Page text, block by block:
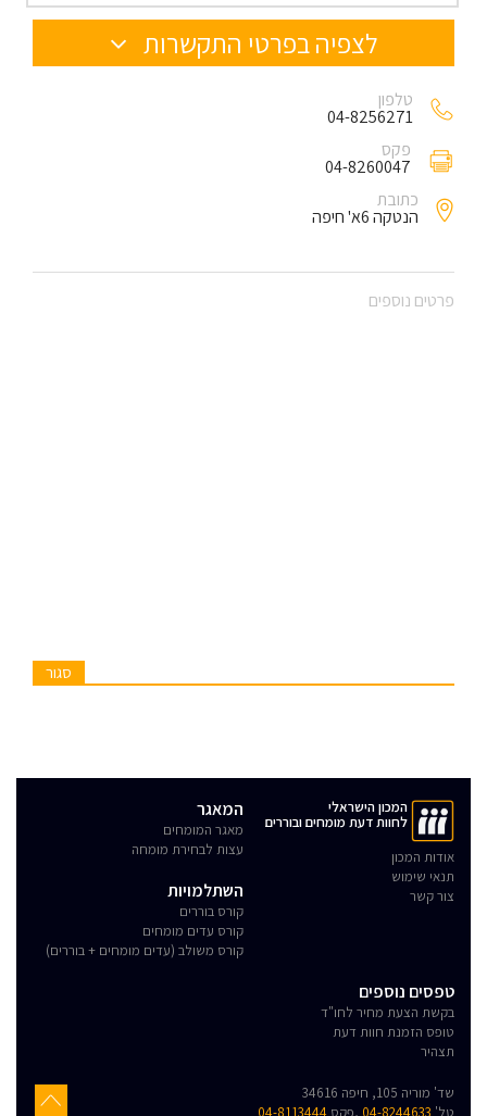
לצפיה בפרטי התקשרות
טלפון
04-8256271
פקס
04-8260047
כתובת
הנטקה 6א' חיפה
פרטים נוספים
סגור
המכון הישראלי
לחוות דעת מומחים ובוררים
אודות המכון
תנאי שימוש
צור קשר
המאגר
מאגר המומחים
עצות לבחירת מומחה
השתלמויות
קורס בוררים
קורס עדים מומחים
קורס משולב (עדים מומחים + בוררים)
טפסים נוספים
בקשת הצעת מחיר לחו"ד
טופס הזמנת חוות דעת
תצהיר
שד' מוריה 105, חיפה 34616
טל' 04-8244633 ,פקס 04-8113444